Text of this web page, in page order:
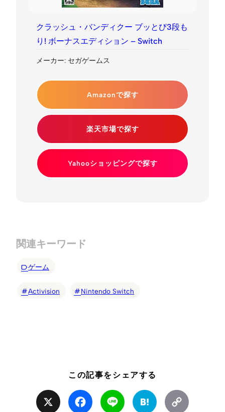
クラッシュ・バンディクー ブッとび3段も
り! ボーナスエディション – Switch
メーカー: セガゲームス
Amazonで探す
楽天市場で探す
Yahooショッピングで探す
関連キーワード
ゲーム
Activision Nintendo Switch
この記事をシェアする
Facebook Line Hatena